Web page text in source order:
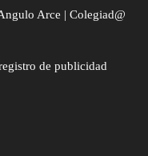
Arce | Colegiad@
de publicidad